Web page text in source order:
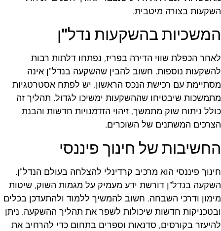
בצורה מיטבית.
בהשקעות נדל"ן
הכפלת שווי הדירה בפריז, נפתחו דלתות רבות
נוספות. חשוב להבין שהשקעה בנדל"ן אינה
עם רכישת הנכס הראשון. יש לפתח אסטרטגיות
שיבטיחו שההשקעות ימשיכו לגדול. תהליך זה
ניתוח שוק מתמשך, זיהוי הזדמנויות חדשות והבנת
המשתנים של השוכרים.
של חינוך פיננסי
פיננסי הוא מרכיב קרדינלי להצלחה בעולם הנדל"ן.
בנדל"ן דורשת ידע מעמיק על מגמות השוק, שיטות
ודרכי השבחה. חשוב להמשיך ללמוד ולהתעדכן בכלים
חדשות שיכולות לשפר את תהליך ההשקעה. ניתן
בקורסים, סדנאות וספרים בתחום כדי להרחיב את